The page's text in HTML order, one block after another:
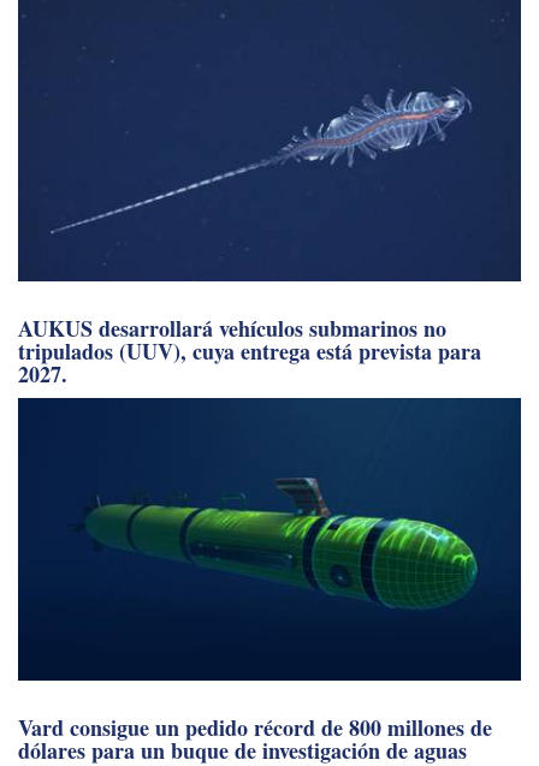
AUKUS desarrollará vehículos submarinos no
tripulados (UUV), cuya entrega está prevista para
2027.
Vard consigue un pedido récord de 800 millones de
dólares para un buque de investigación de aguas